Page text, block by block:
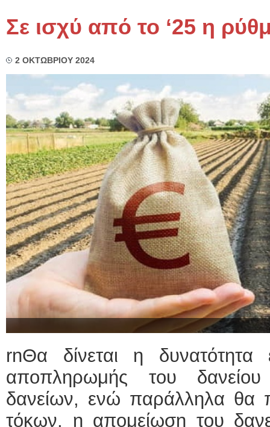
Σε ισχύ από το ‘25 η
2 ΟΚΤΩΒΡΙΟΥ 2024
rnΘα δίνεται η δυνατότητα
αποπληρωμής του δανείου
δανείων, ενώ παράλληλα θα
τόκων, η απομείωση του